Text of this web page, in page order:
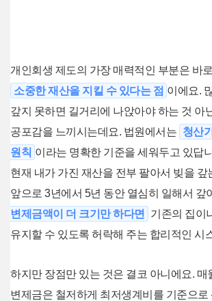
개인회생 제도의 가장 매력적인 부분은 바
소중한 재산을 지킬 수 있다는 점 이에요.
갚지 못하면 길거리에 나앉아야 하는 것 아
공포감을 느끼시는데요. 법원에서는 청산
원칙 이라는 명확한 기준을 세워두고 있답
현재 내가 가진 재산을 전부 팔아서 빚을 갚
앞으로 3년에서 5년 동안 열심히 일해서 갚
변제금액이 더 크기만 하다면
기존의 집이
유지할 수 있도록 허락해 주는 합리적인 시
하지만 장점만 있는 것은 결코 아니에요. 매
변제금은 철저하게 최저생계비를 기준으로